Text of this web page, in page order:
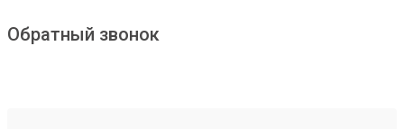
Обратный звонок